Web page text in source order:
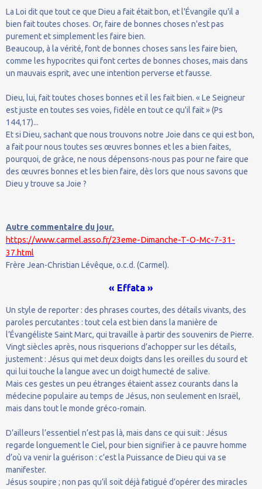
La Loi dit que tout ce que Dieu a fait était bon, et l'Évangile qu'il a
bien fait toutes choses. Or, faire de bonnes choses n'est pas
purement et simplement les faire bien.
Beaucoup, à la vérité, font de bonnes choses sans les faire bien,
comme les hypocrites qui font certes de bonnes choses, mais dans
un mauvais esprit, avec une intention perverse et fausse.
Dieu, lui, fait toutes choses bonnes et il les fait bien. « Le Seigneur
est juste en toutes ses voies, fidèle en tout ce qu'il fait » (Ps
144,17)...
Et si Dieu, sachant que nous trouvons notre Joie dans ce qui est bon,
a fait pour nous toutes ses œuvres bonnes et les a bien faites,
pourquoi, de grâce, ne nous dépensons-nous pas pour ne faire que
des œuvres bonnes et les bien faire, dès lors que nous savons que
Dieu y trouve sa Joie ?
Autre commentaire du jour.
https://www.carmel.asso.fr/23eme-Dimanche-T-O-Mc-7-31-
37.html
Frère Jean-Christian Lévêque, o.c.d. (Carmel).
« Effata »
Un style de reporter : des phrases courtes, des détails vivants, des
paroles percutantes : tout cela est bien dans la manière de
l’Évangéliste Saint Marc, qui travaille à partir des souvenirs de Pierre.
Vingt siècles après, nous risquerions d’achopper sur les détails,
justement : Jésus qui met deux doigts dans les oreilles du sourd et
qui lui touche la langue avec un doigt humecté de salive.
Mais ces gestes un peu étranges étaient assez courants dans la
médecine populaire au temps de Jésus, non seulement en Israël,
mais dans tout le monde gréco-romain.
D’ailleurs l’essentiel n’est pas là, mais dans ce qui suit : Jésus
regarde longuement le Ciel, pour bien signifier à ce pauvre homme
d’où va venir la guérison : c’est la Puissance de Dieu qui va se
manifester.
Jésus soupire ; non pas qu’il soit déjà fatigué d’opérer des miracles